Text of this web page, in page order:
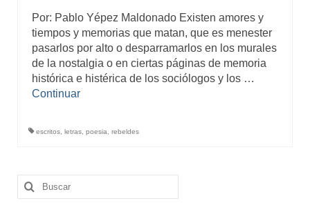
Por: Pablo Yépez Maldonado Existen amores y
tiempos y memorias que matan, que es menester
pasarlos por alto o desparramarlos en los murales
de la nostalgia o en ciertas páginas de memoria
histórica e histérica de los sociólogos y los …
Continuar
escritos letras poesia rebeldes
Buscar
por: